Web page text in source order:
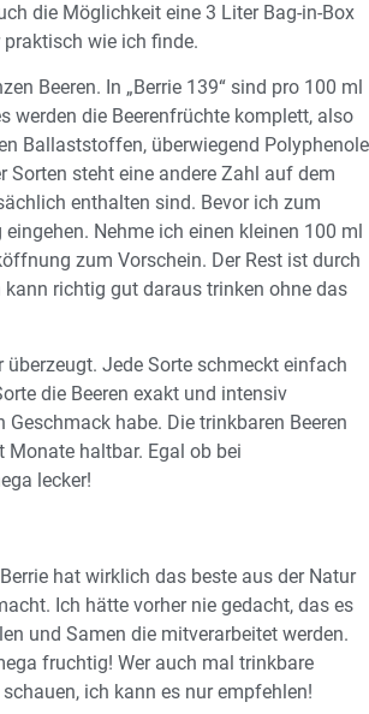
die Möglichkeit eine 3 Liter Bag-in-Box
wie ich finde.
Beeren. In „Berrie 139“ sind pro 100 ml
werden die Beerenfrüchte komplett, also
Ballaststoffen, überwiegend
Sorten steht eine andere Zahl auf dem
enthalten sind. Bevor ich zum
Nehme ich einen kleinen 100 ml
zum Vorschein. Der Rest ist durch
richtig gut daraus trinken ohne das
Jede Sorte schmeckt einfach
die Beeren exakt und intensiv
habe. Die trinkbaren Beeren
Monate haltbar. Egal ob bei
lecker!
hat wirklich das beste aus der Natur
Ich hätte vorher nie gedacht, das es
und Samen die mitverarbeitet werden.
fruchtig! Wer auch mal trinkbare
ich kann es nur empfehlen!